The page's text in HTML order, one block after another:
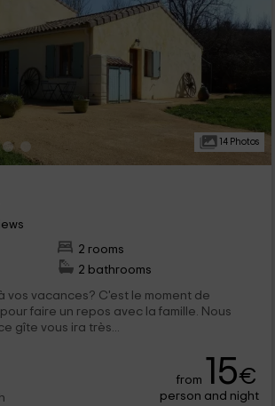
14 Photos
2 rooms
2 bathrooms
vos vacances? C'est le moment de
faire un repos avec la famille. Nous
gîte vous ira très...
from 15€
person and night